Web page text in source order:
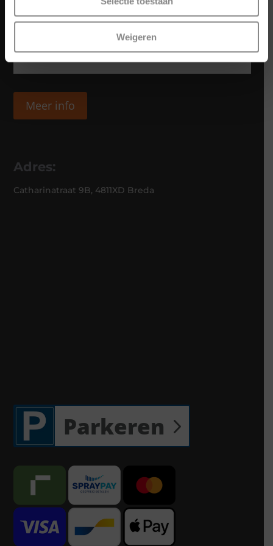
Weigeren
Meer info
Adres:
Catharinatraat 9B, 4811XD Breda
Parkeren